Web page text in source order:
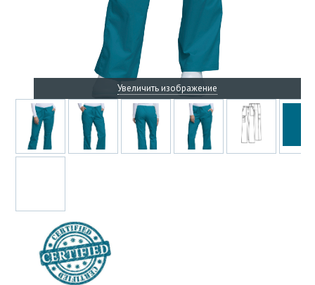
Увеличить изображение